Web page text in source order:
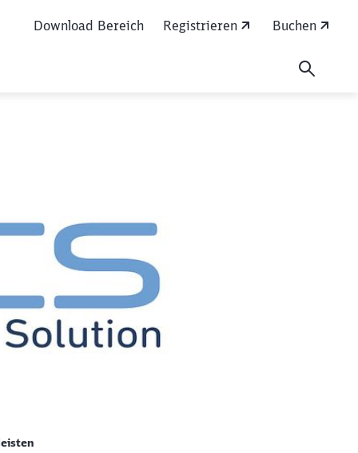
CO2
Download Bereich Registrieren Buchen